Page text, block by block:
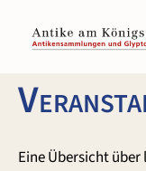
Inhalt
springen
Eine Übersicht